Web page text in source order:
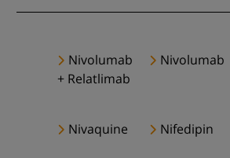
Nivolumab
+ Relatlimab
Nivolumab
Nivaquine
Nifedipin